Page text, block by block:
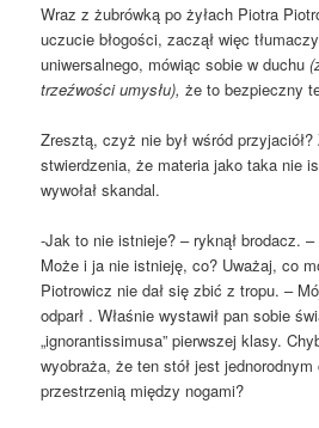
Wraz z żubrówką po żyłach Piotra
uczucie błogości, zaczął więc
uniwersalnego, mówiąc sobie w duchu
trzeźwości umysłu), że to bezpieczny
Zresztą, czyż nie był wśród przyjaciół?
stwierdzenia, że materia jako taka nie
wywołał skandal.
-Jak to nie istnieje? – ryknął brodacz.
Może i ja nie istnieję, co? Uważaj, co
Piotrowicz nie dał się zbić z tropu. –
odparł . Właśnie wystawił pan sobie
„ignorantissimusa” pierwszej klasy.
wyobraża, że ten stół jest
przestrzenią między nogami?